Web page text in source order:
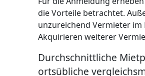
die Vorteile betrachtet.
unzureichend Vermieter
Akquirieren weiterer
Durchschnittliche
ortsübliche